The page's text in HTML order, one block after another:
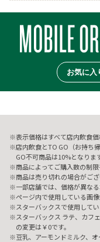
お気に入
表示価格はすべて店内飲食価
店内飲食とTO GO（お持ち
GO不可商品は10%となりま
商品によってご購入数の制
商品は売り切れの場合がござ
一部店舗では、価格が異な
ページ内で使用している画
スターバックスで使用して
スターバックス ラテ、カフ
の変更は￥0です。
豆乳、アーモンドミルク、